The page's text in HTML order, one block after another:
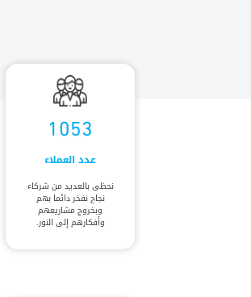
1053
عدد العملاء
نحظى بالعديد من شركاء
نجاح نفخر دائما بهم
وبخروج مشاريعهم
وأفكارهم إلى النور.